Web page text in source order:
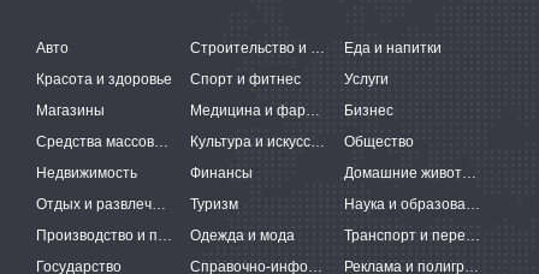
Авто Строительство и ремонт
Еда и напитки
Красота и здоровье
Спорт и фитнес
Услуги
Магазины
Медицина и фармацевтика
Бизнес
Средства массовой информации
Культура и искусство
Общество
Недвижимость
Финансы
Домашние животные
Отдых и развлечения
Туризм
Наука и образование
Производство и поставки
Одежда и мода
Транспорт и перевозки
Государство
Справочно-информационные системы Реклама и полиграфия